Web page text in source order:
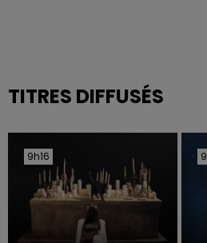
TITRES DIFFUSÉS
9h16
9h16